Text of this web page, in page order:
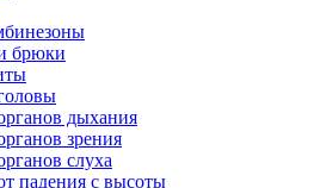
брюки
дыхания
зрения
слуха
падения с высоты